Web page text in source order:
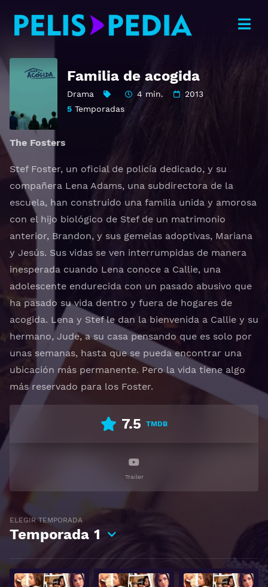
Familia de acogida
Drama 4 min.
2013
5 Temporadas
The Fosters
Stef Foster, un oficial de policía dedicado, y su
compañera Lena Adams, una subdirectora de la
escuela, han construido una familia unida y amorosa
con el hijo biológico de Stef de un matrimonio
anterior, Brandon, y sus gemelas adoptivas, Mariana
y Jesús. Sus vidas se ven interrumpidas de manera
inesperada cuando Lena conoce a Callie, una
adolescente endurecida con un pasado abusivo que
ha pasado su vida dentro y fuera de hogares de
acogida. Lena y Stef le dan la bienvenida a Callie y su
hermano, Jude, a su casa pensando que es solo por
unas semanas, hasta que se pueda encontrar una
ubicación más permanente. Pero la vida tiene algo
más reservado para los Foster.
7.5 TMDB
Trailer
ELEGIR TEMPORADA
Temporada 1
Ver Ver